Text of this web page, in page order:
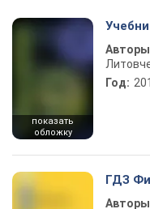
показать
обложку
Год:
ГДЗ